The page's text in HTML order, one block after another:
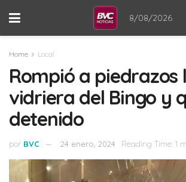
8/08/2026
Home Local
Rompió a piedrazos
vidriera del Bingo y
detenido
por BVC 24 enero, 2024 Reading Time: 1